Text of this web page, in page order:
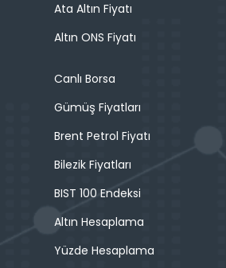
Ata Altın Fiyatı
Altın ONS Fiyatı
Canlı Borsa
Gümüş Fiyatları
Brent Petrol Fiyatı
Bilezik Fiyatları
BIST 100 Endeksi
Altın Hesaplama
Yüzde Hesaplama